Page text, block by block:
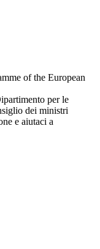
e aiutaci a